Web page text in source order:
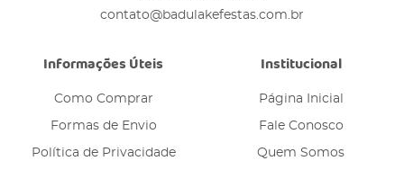
contato@badulakefestas.com.br
Informações Úteis
Como Comprar
Formas de Envio
Política de Privacidade
Institucional
Página Inicial
Fale Conosco
Quem Somos